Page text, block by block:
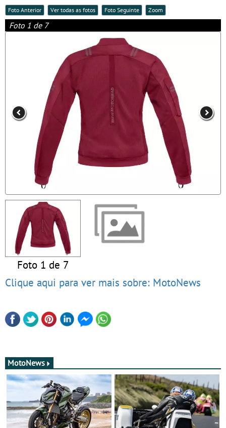
Foto Anterior Ver todas as fotos Foto Seguinte Zoom
Foto 1 de 7
Foto 1 de 7
Clique aqui para ver mais sobre: MotoNews
MotoNews